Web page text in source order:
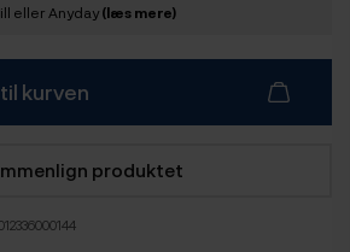
eller Anyday(læs mere)
kurven
produktet